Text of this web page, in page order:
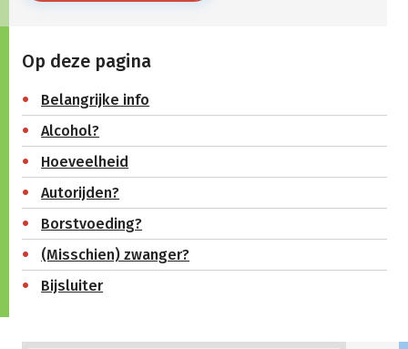
Op deze pagina
Belangrijke info
Alcohol?
Hoeveelheid
Autorijden?
Borstvoeding?
(Misschien) zwanger?
Bijsluiter